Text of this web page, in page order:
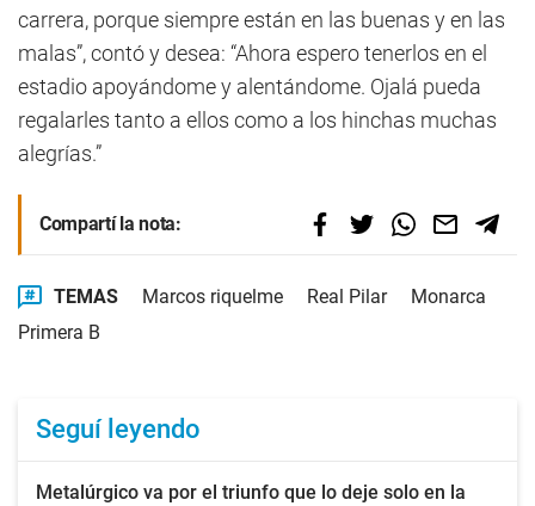
carrera, porque siempre están en las buenas y en las
malas”, contó y desea: “Ahora espero tenerlos en el
estadio apoyándome y alentándome. Ojalá pueda
regalarles tanto a ellos como a los hinchas muchas
alegrías.”
Compartí la nota:
TEMAS Marcos riquelme Real Pilar
Monarca
Primera B
Seguí leyendo
Metalúrgico va por el triunfo que lo deje solo en la